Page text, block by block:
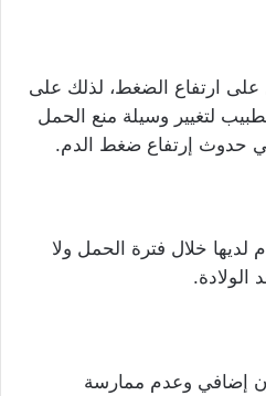
ارتفاع الضغط، لذلك على
لتغيير وسيلة منع الحمل
في حدوث إرتفاع ضغط الدم.
خلال فترة الحمل ولا
الولادة.
إضافي وعدم ممارسة